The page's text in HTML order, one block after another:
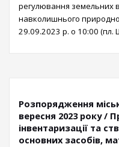
регулювання земельних
навколишнього
29.09.2023 р. о 10:00 (пл.
Розпорядження
вересня 2023 року /
інвентаризації та
основних засобів,